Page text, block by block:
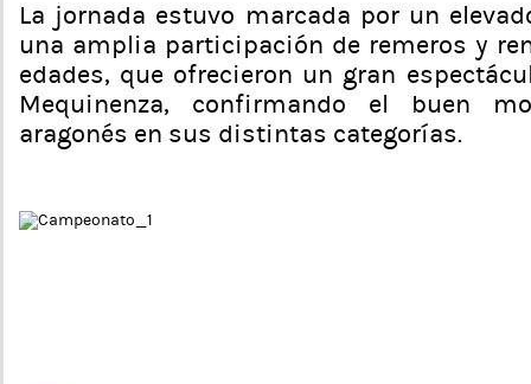
La jornada estuvo marcada por un
una amplia participación de remeros y
edades, que ofrecieron un gran
Mequinenza, confirmando el buen
aragonés en sus distintas categorías.